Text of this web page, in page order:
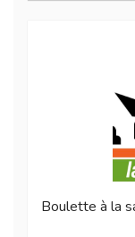
Boulette à la